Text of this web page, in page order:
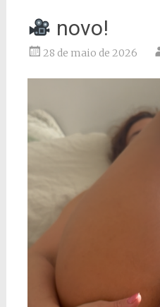
novo!
28 de maio de 2026